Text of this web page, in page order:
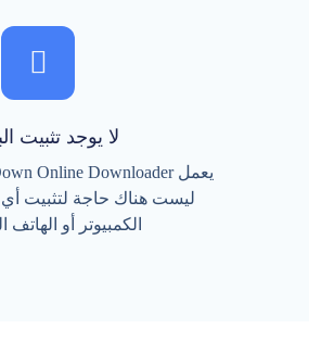
لا يوجد تثبيت
ليست هناك حاجة لتثبيت أي
الكمبيوتر أو